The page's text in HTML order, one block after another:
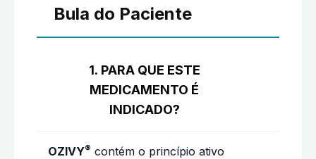
Bula do Paciente
1. PARA QUE ESTE
MEDICAMENTO É
INDICADO?
OZIVY® contém o princípio ativo